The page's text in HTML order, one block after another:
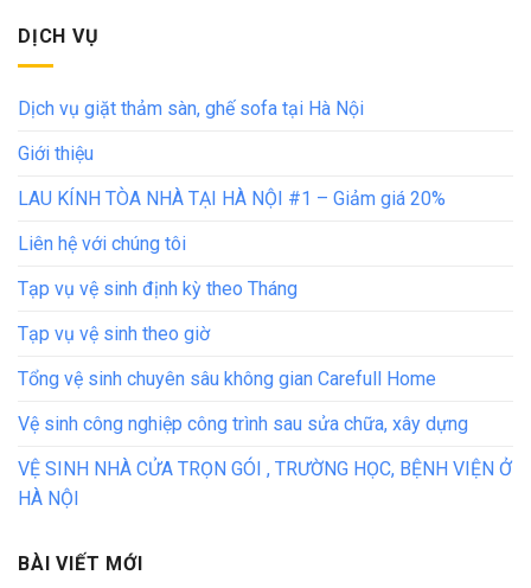
DỊCH VỤ
Dịch vụ giặt thảm sàn, ghế sofa tại Hà Nội
Giới thiệu
LAU KÍNH TÒA NHÀ TẠI HÀ NỘI #1 – Giảm giá 20%
Liên hệ với chúng tôi
Tạp vụ vệ sinh định kỳ theo Tháng
Tạp vụ vệ sinh theo giờ
Tổng vệ sinh chuyên sâu không gian Carefull Home
Vệ sinh công nghiệp công trình sau sửa chữa, xây dựng
VỆ SINH NHÀ CỬA TRỌN GÓI , TRƯỜNG HỌC, BỆNH VIỆN Ở
HÀ NỘI
BÀI VIẾT MỚI